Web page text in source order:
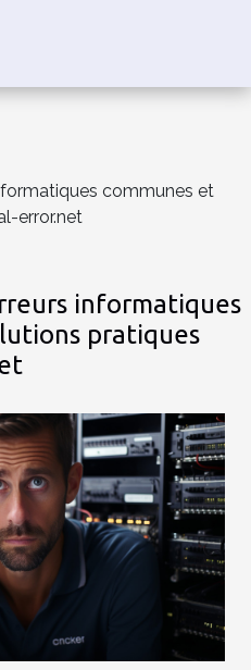
communes et
error.net
informatiques
pratiques